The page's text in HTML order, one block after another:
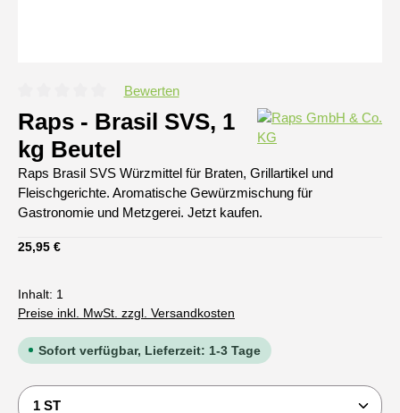
Durchschnittliche Bewertung von 0 von 5 Sternen
Bewerten
Raps - Brasil SVS, 1
kg Beutel
Raps Brasil SVS Würzmittel für Braten, Grillartikel und
Fleischgerichte. Aromatische Gewürzmischung für
Gastronomie und Metzgerei. Jetzt kaufen.
Regulärer Preis:
25,95 €
Inhalt: 1
Preise inkl. MwSt. zzgl. Versandkosten
Sofort verfügbar, Lieferzeit: 1-3 Tage
Produkt Anzahl: Gib den gewünschten Wert ein